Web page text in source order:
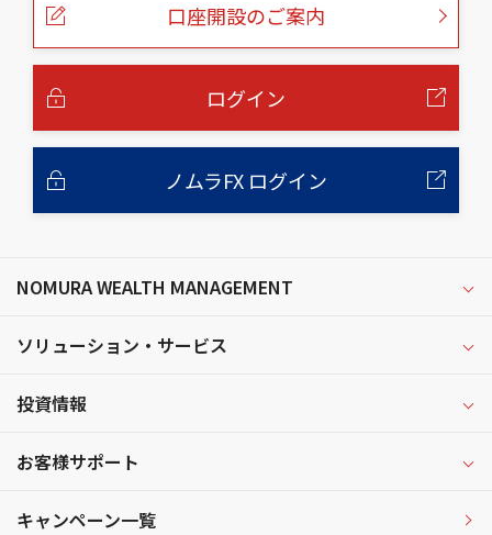
口座開設のご案内
ログイン
ノムラFX ログイン
NOMURA WEALTH MANAGEMENT
ソリューション・サービス
投資情報
お客様サポート
キャンペーン一覧